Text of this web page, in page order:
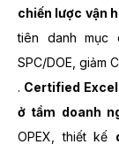
chiến lược vận
tiên danh mục
SPC/DOE, giảm
. Certified
ở tầm doanh
OPEX, thiết kế